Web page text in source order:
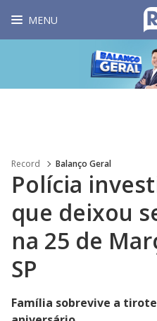
MENU
Record Balanço Geral
Polícia
que deixou
na 25 de
SP
Família sobrevive a